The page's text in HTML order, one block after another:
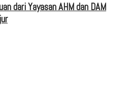
dari Yayasan AHM dan DAM